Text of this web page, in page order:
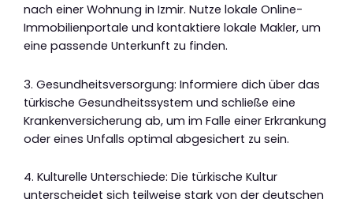
nach einer Wohnung in Izmir. Nutze lokale Online-
Immobilienportale und kontaktiere lokale Makler, um
eine passende Unterkunft zu finden.
3. Gesundheitsversorgung: Informiere dich über das
türkische Gesundheitssystem und schließe eine
Krankenversicherung ab, um im Falle einer Erkrankung
oder eines Unfalls optimal abgesichert zu sein.
4. Kulturelle Unterschiede: Die türkische Kultur
unterscheidet sich teilweise stark von der deutschen